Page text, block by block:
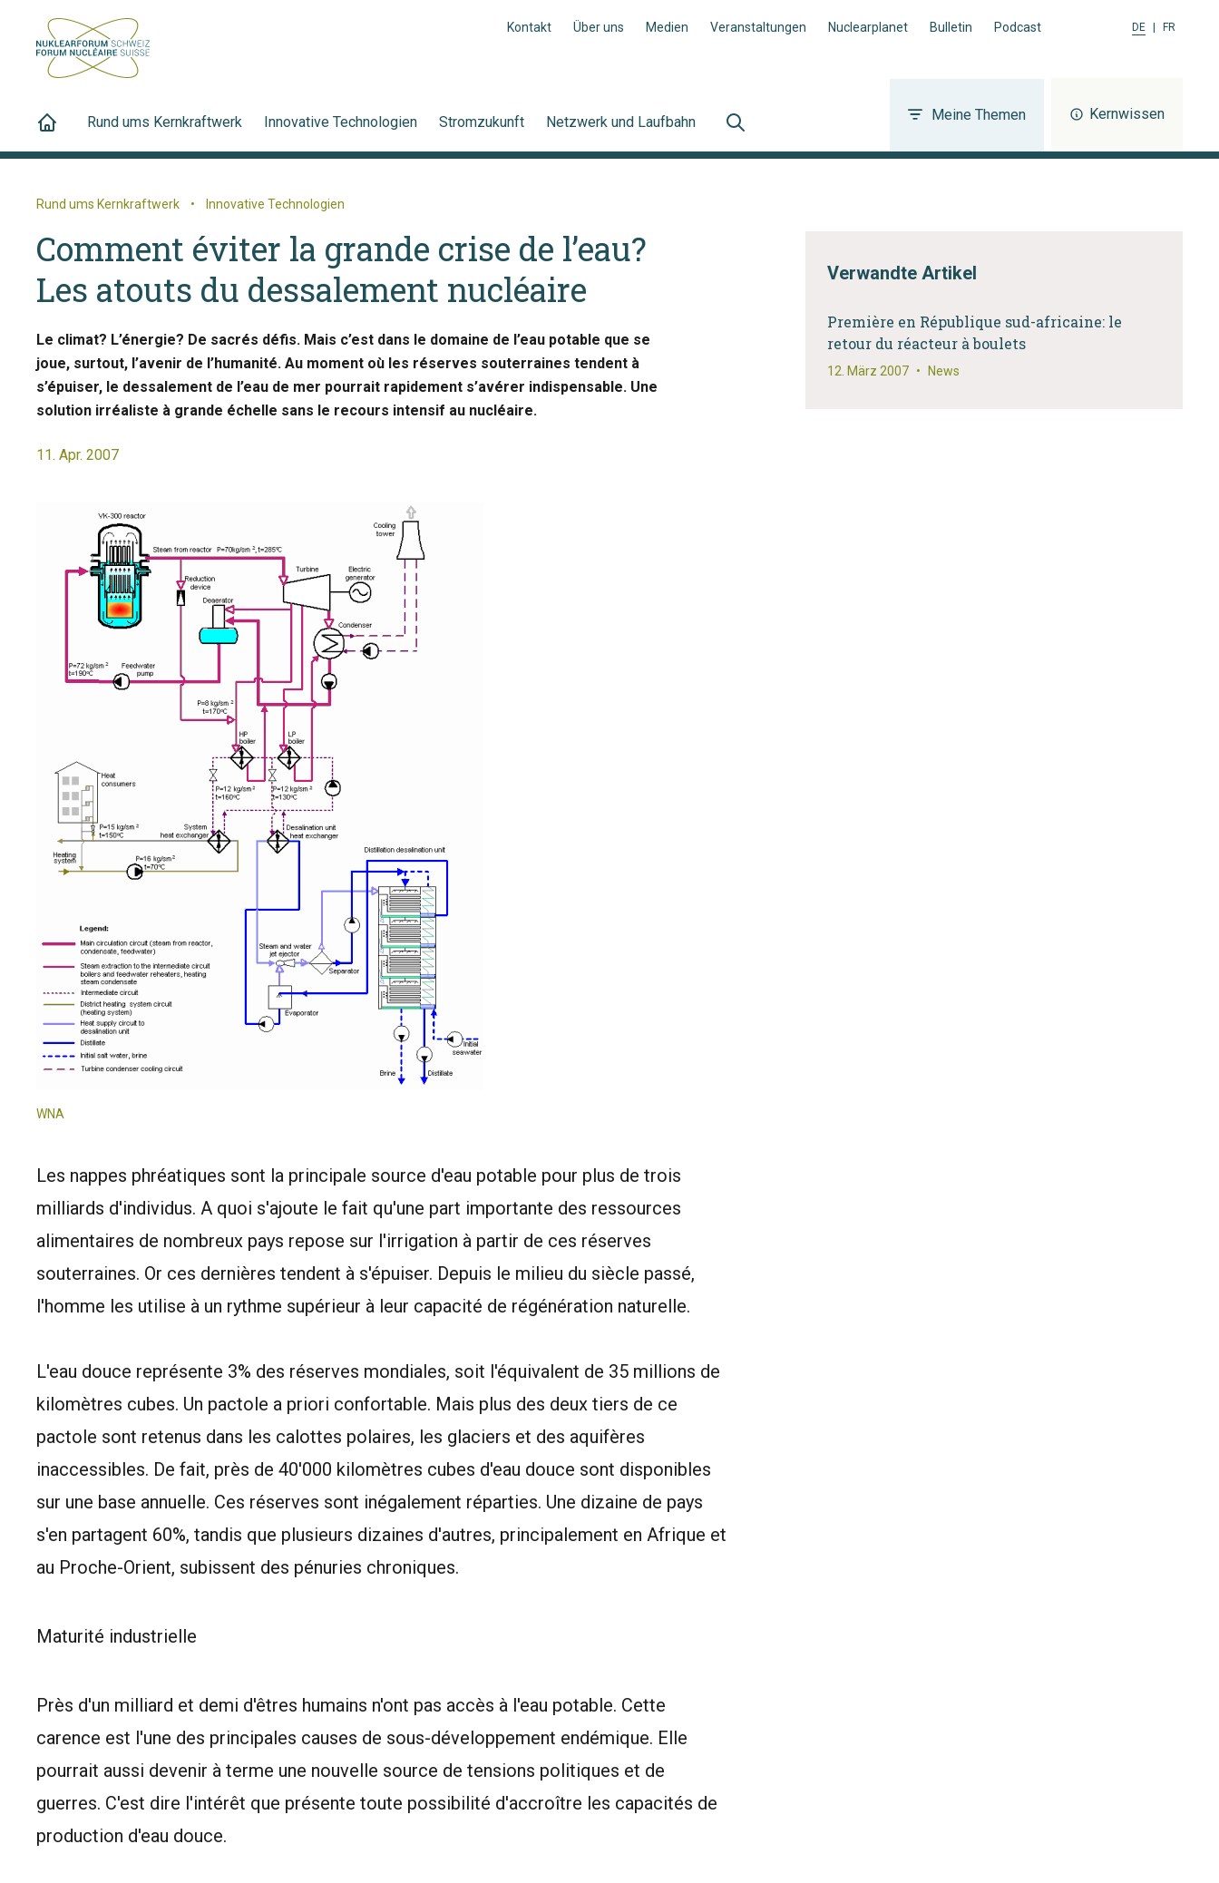
Kontakt Über uns Medien Veranstaltungen Nuclearplanet Bulletin Podcast DE FR
Rund ums Kernkraftwerk Innovative Technologien Stromzukunft Netzwerk und Laufbahn Meine Themen Kernwissen
Rund ums Kernkraftwerk • Innovative Technologien
Comment éviter la grande crise de l’eau?
Les atouts du dessalement nucléaire
Le climat? L’énergie? De sacrés défis. Mais c’est dans le domaine de l’eau potable que se
joue, surtout, l’avenir de l’humanité. Au moment où les réserves souterraines tendent à
s’épuiser, le dessalement de l’eau de mer pourrait rapidement s’avérer indispensable. Une
solution irréaliste à grande échelle sans le recours intensif au nucléaire.
11. Apr. 2007
WNA
Les nappes phréatiques sont la principale source d'eau potable pour plus de trois
milliards d'individus. A quoi s'ajoute le fait qu'une part importante des ressources
alimentaires de nombreux pays repose sur l'irrigation à partir de ces réserves
souterraines. Or ces dernières tendent à s'épuiser. Depuis le milieu du siècle passé,
l'homme les utilise à un rythme supérieur à leur capacité de régénération naturelle.
L'eau douce représente 3% des réserves mondiales, soit l'équivalent de 35 millions de
kilomètres cubes. Un pactole a priori confortable. Mais plus des deux tiers de ce
pactole sont retenus dans les calottes polaires, les glaciers et des aquifères
inaccessibles. De fait, près de 40'000 kilomètres cubes d'eau douce sont disponibles
sur une base annuelle. Ces réserves sont inégalement réparties. Une dizaine de pays
s'en partagent 60%, tandis que plusieurs dizaines d'autres, principalement en Afrique et
au Proche-Orient, subissent des pénuries chroniques.
Maturité industrielle
Près d'un milliard et demi d'êtres humains n'ont pas accès à l'eau potable. Cette
carence est l'une des principales causes de sous-développement endémique. Elle
pourrait aussi devenir à terme une nouvelle source de tensions politiques et de
guerres. C'est dire l'intérêt que présente toute possibilité d'accroître les capacités de
production d'eau douce.
Verwandte Artikel
Première en République sud-africaine: le
retour du réacteur à boulets
12. März 2007 • News